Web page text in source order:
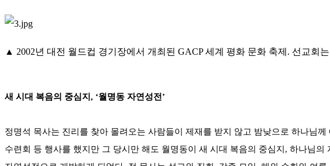
▲ 2002년 대전 월드컵 경기장에서 개최된 GACP 세계 평화 문화 축제. 선교회
새 시대 복음의 중심지, ‘월명동 자연성전’
정명석 목사는 진리를 찾아 몰려오는 사람들이 제재를 받지 않고 밤낮으로 하나님
수련회 등 행사를 했지만 그 당시만 해도 월명동이 새 시대 복음의 중심지, 하나님